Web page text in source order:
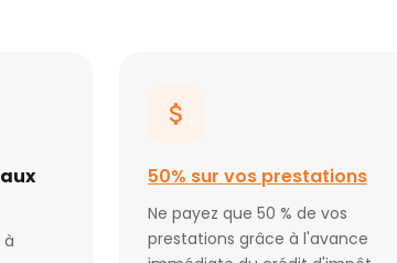
à
50% sur vos prestations
Ne payez que 50 % de vos
prestations grâce à l'avance